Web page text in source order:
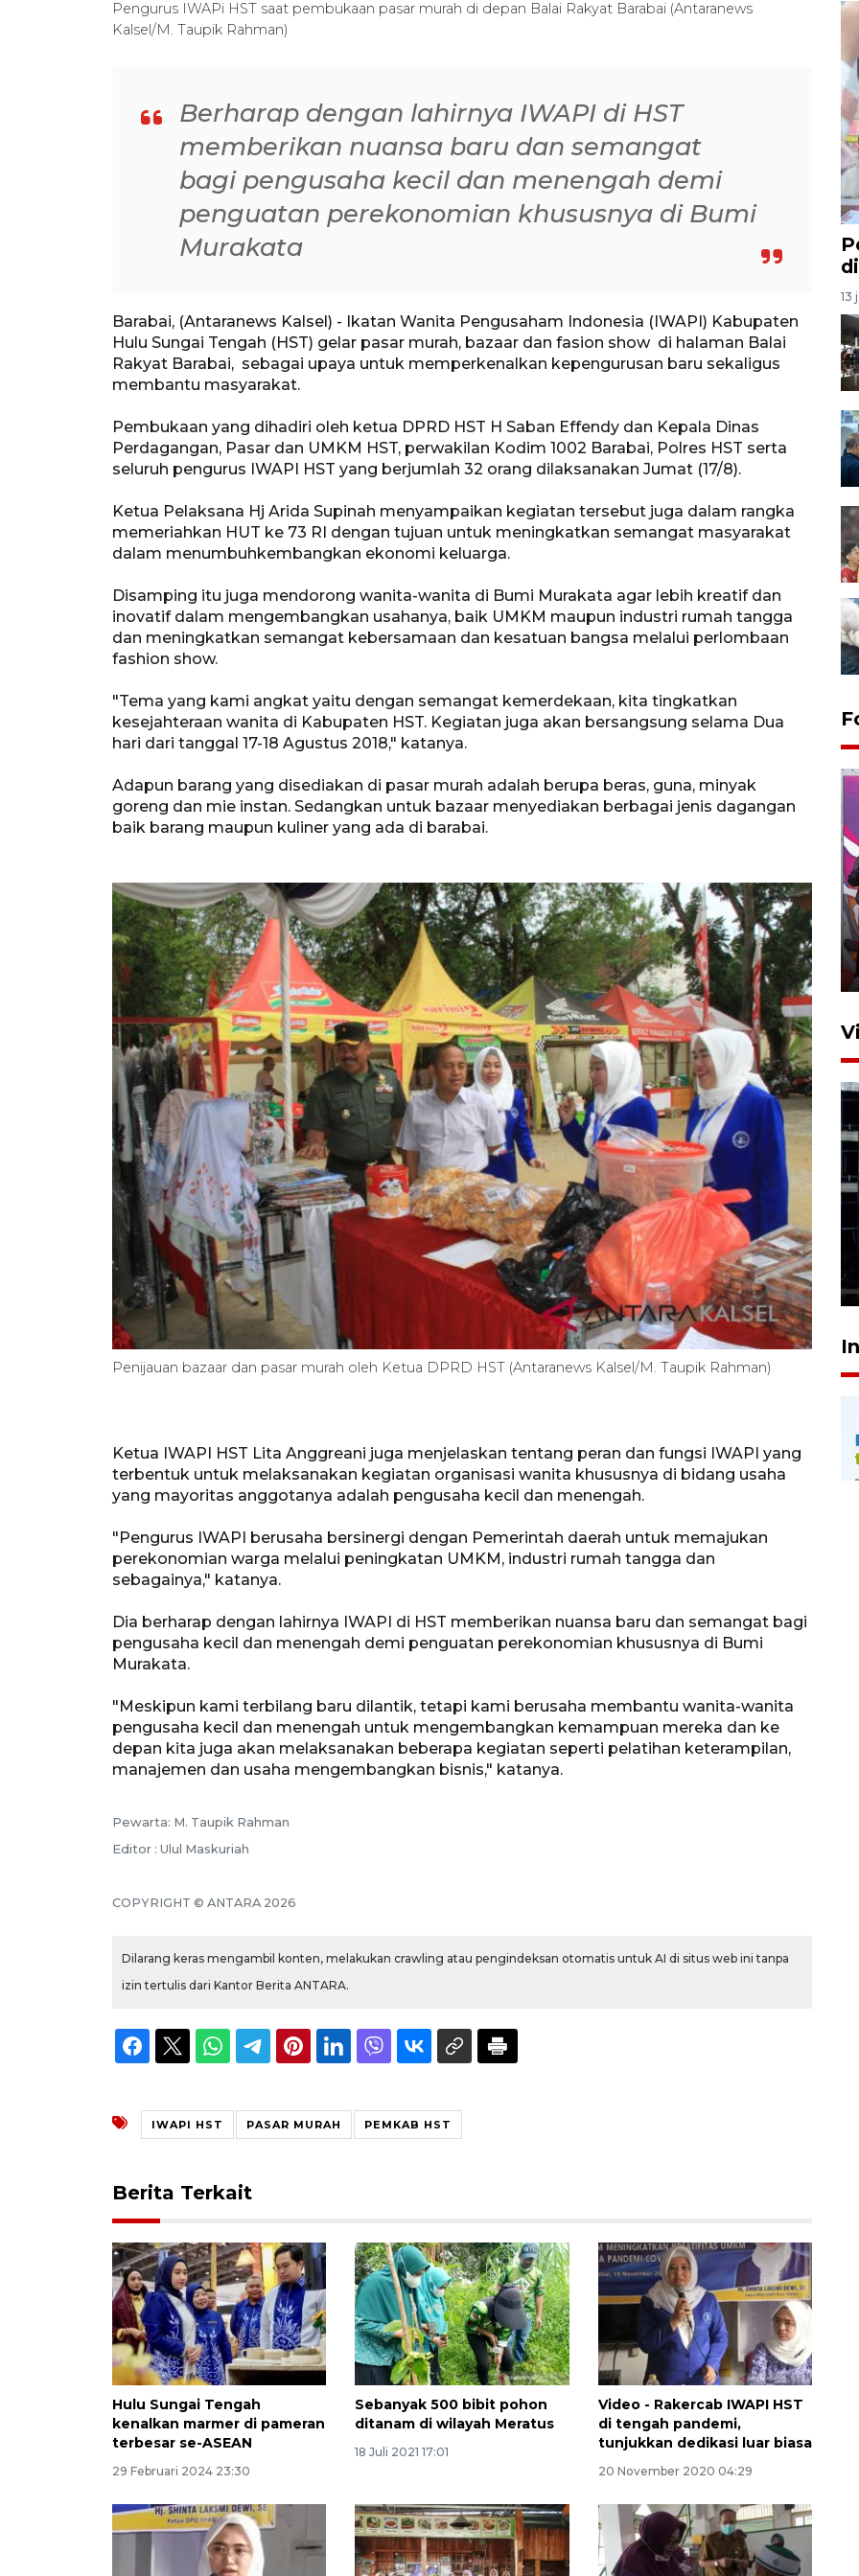
Pengurus IWAPi HST saat pembukaan pasar murah di depan Balai Rakyat Barabai (Antaranews
Kalsel/M. Taupik Rahman)
Berharap dengan lahirnya IWAPI di HST
memberikan nuansa baru dan semangat
bagi pengusaha kecil dan menengah demi
penguatan perekonomian khususnya di Bumi
Murakata
Barabai, (Antaranews Kalsel) - Ikatan Wanita Pengusaham Indonesia (IWAPI) Kabupaten
Hulu Sungai Tengah (HST) gelar pasar murah, bazaar dan fasion show di halaman Balai
Rakyat Barabai, sebagai upaya untuk memperkenalkan kepengurusan baru sekaligus
membantu masyarakat.
Pembukaan yang dihadiri oleh ketua DPRD HST H Saban Effendy dan Kepala Dinas
Perdagangan, Pasar dan UMKM HST, perwakilan Kodim 1002 Barabai, Polres HST serta
seluruh pengurus IWAPI HST yang berjumlah 32 orang dilaksanakan Jumat (17/8).
Ketua Pelaksana Hj Arida Supinah menyampaikan kegiatan tersebut juga dalam rangka
memeriahkan HUT ke 73 RI dengan tujuan untuk meningkatkan semangat masyarakat
dalam menumbuhkembangkan ekonomi keluarga.
Disamping itu juga mendorong wanita-wanita di Bumi Murakata agar lebih kreatif dan
inovatif dalam mengembangkan usahanya, baik UMKM maupun industri rumah tangga
dan meningkatkan semangat kebersamaan dan kesatuan bangsa melalui perlombaan
fashion show.
"Tema yang kami angkat yaitu dengan semangat kemerdekaan, kita tingkatkan
kesejahteraan wanita di Kabupaten HST. Kegiatan juga akan bersangsung selama Dua
hari dari tanggal 17-18 Agustus 2018," katanya.
Adapun barang yang disediakan di pasar murah adalah berupa beras, guna, minyak
goreng dan mie instan. Sedangkan untuk bazaar menyediakan berbagai jenis dagangan
baik barang maupun kuliner yang ada di barabai.
Penijauan bazaar dan pasar murah oleh Ketua DPRD HST (Antaranews Kalsel/M. Taupik Rahman)
Ketua IWAPI HST Lita Anggreani juga menjelaskan tentang peran dan fungsi IWAPI yang
terbentuk untuk melaksanakan kegiatan organisasi wanita khususnya di bidang usaha
yang mayoritas anggotanya adalah pengusaha kecil dan menengah.
"Pengurus IWAPI berusaha bersinergi dengan Pemerintah daerah untuk memajukan
perekonomian warga melalui peningkatan UMKM, industri rumah tangga dan
sebagainya," katanya.
Dia berharap dengan lahirnya IWAPI di HST memberikan nuansa baru dan semangat bagi
pengusaha kecil dan menengah demi penguatan perekonomian khususnya di Bumi
Murakata.
"Meskipun kami terbilang baru dilantik, tetapi kami berusaha membantu wanita-wanita
pengusaha kecil dan menengah untuk mengembangkan kemampuan mereka dan ke
depan kita juga akan melaksanakan beberapa kegiatan seperti pelatihan keterampilan,
manajemen dan usaha mengembangkan bisnis," katanya.
Pewarta: M. Taupik Rahman
Editor : Ulul Maskuriah
COPYRIGHT © ANTARA 2026
Dilarang keras mengambil konten, melakukan crawling atau pengindeksan otomatis untuk AI di situs web ini tanpa
izin tertulis dari Kantor Berita ANTARA.
IWAPI HST PASAR MURAH PEMKAB HST
Berita Terkait
Hulu Sungai Tengah
kenalkan marmer di pameran
terbesar se-ASEAN
29 Februari 2024 23:30
Sebanyak 500 bibit pohon
ditanam di wilayah Meratus
18 Juli 2021 17:01
Video - Rakercab IWAPI HST
di tengah pandemi,
tunjukkan dedikasi luar biasa
20 November 2020 04:29
13
Ketua DPRD Syahrial hadiri
pembukaan Turnamen Sepak
Bola Usia Dini
23 Juli 2026 21:36
Feature - Kalsel Merangkul
Anak Putus Sekolah Lewat
Pendidikan Kesetaraan
Bagian 1
30 Juli 2026 17:51
jalanan Jakarta